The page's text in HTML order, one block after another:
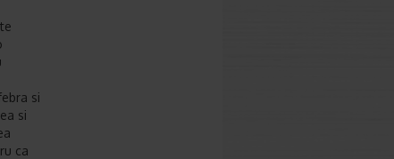
si
si
ca